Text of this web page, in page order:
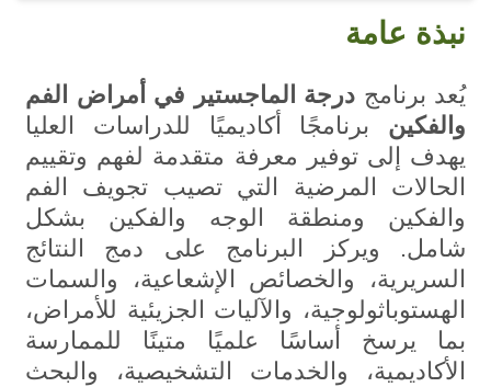
نبذة عامة
يُعد برنامج درجة الماجستير في أمراض الفم
والفكين برنامجًا أكاديميًا للدراسات العليا
يهدف إلى توفير معرفة متقدمة لفهم وتقييم
الحالات المرضية التي تصيب تجويف الفم
والفكين ومنطقة الوجه والفكين بشكل
شامل. ويركز البرنامج على دمج النتائج
السريرية، والخصائص الإشعاعية، والسمات
الهستوباثولوجية، والآليات الجزيئية للأمراض،
بما يرسخ أساسًا علميًا متينًا للممارسة
الأكاديمية، والخدمات التشخيصية، والبحث